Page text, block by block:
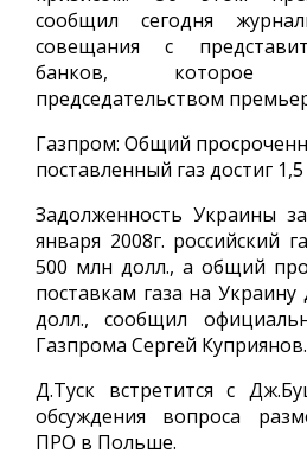
сообщил сегодня
совещания с
банков,
председательством
Газпром: Общий
поставленный газ достиг
Задолженность Украины
января 2008г. российский
500 млн долл., а общий
поставкам газа на
долл., сообщил
Газпрома Сергей Куприянов.
Д.Туск встретится с
обсуждения вопроса
ПРО в Польше.